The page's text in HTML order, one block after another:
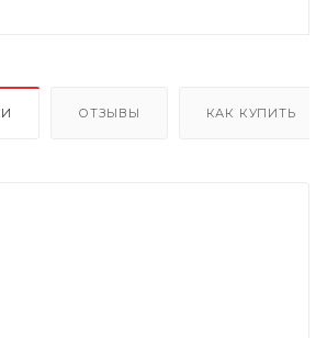
ОТЗЫВЫ КАК КУПИТЬ